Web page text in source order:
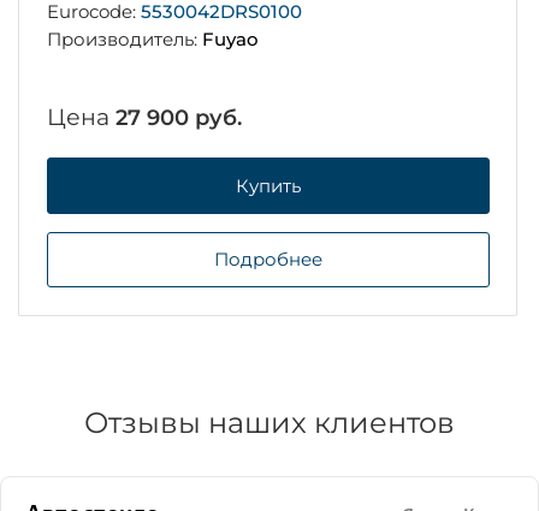
Eurocode: 5530042DRS0100
Производитель: Fuyao
Цена 27 900 руб.
Купить
Подробнее
Отзывы наших клиентов